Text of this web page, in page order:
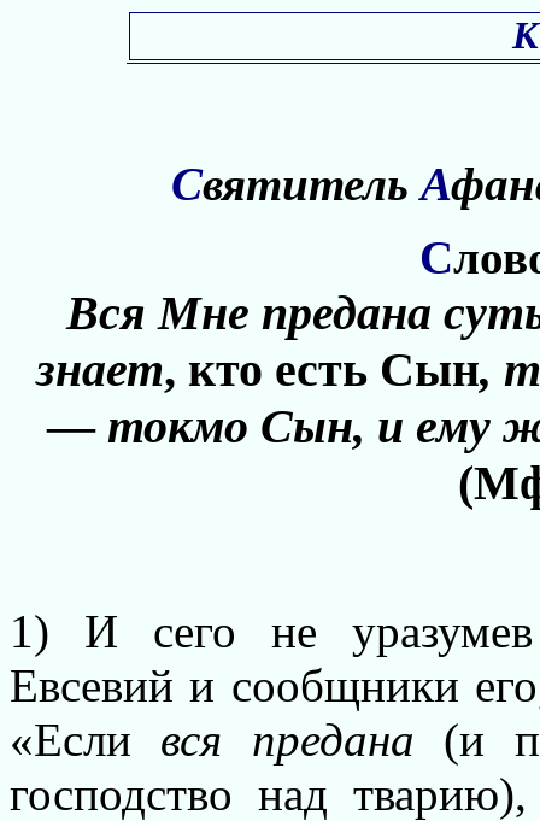
СвятительА
С
Вся Мне предана
знает, кто есть Сын,
— токмо Сын, и ему
1) И сего не
Евсевий и сообщники
«Если вся предана (и
господство над